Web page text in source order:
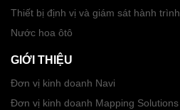
Thiết bị định vị và giám sát hành trình
Nước hoa ôtô
GIỚI THIỆU
Đơn vị kinh doanh Navi
Đơn vị kinh doanh Mapping Solutions